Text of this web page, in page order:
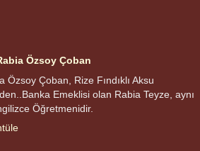
Özsoy Çoban
Özsoy Çoban, Rize Fındıklı Aksu
Emeklisi olan Rabia Teyze, aynı
Öğretmenidir.